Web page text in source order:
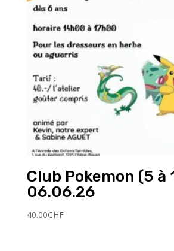
Club Pokemon (5 à
06.06.26
40.00CHF